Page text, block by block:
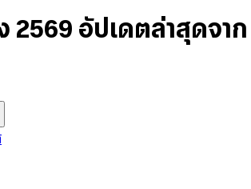
2569 อัปเดตล่าสุดจาก